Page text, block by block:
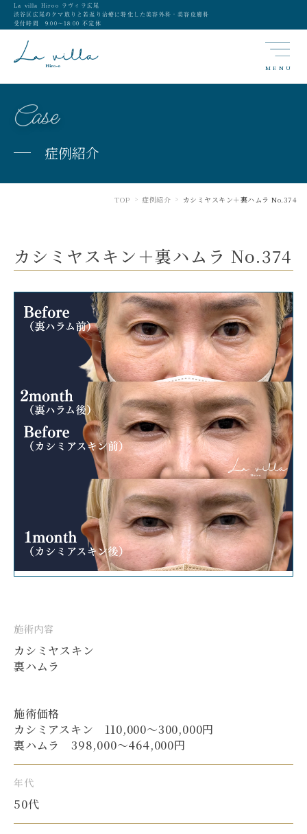
La villa Hiroo ラヴィラ広尾
渋谷区広尾のクマ取りと若返り治療に特化した美容外科・美容皮膚科
受付時間 9:00〜18:00 不定休
MENU
Case
症例紹介
TOP > 症例紹介 > カシミヤスキン＋裏ハムラ No.374
カシミヤスキン＋裏ハムラ No.374
施術内容
カシミヤスキン
裏ハムラ
施術価格
カシミアスキン 110,000〜300,000円
裏ハムラ 398,000〜464,000円
年代
50代